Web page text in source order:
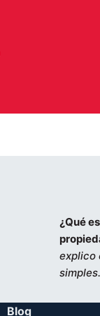
¿Qué
explico
simples.
Blog